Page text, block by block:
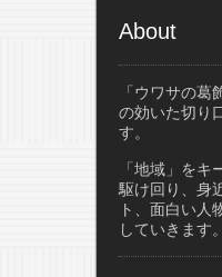
About
「ウワサの
の効いた切り
す。
「地域」を
駆け回り、身
ト、面白い人
していきます。